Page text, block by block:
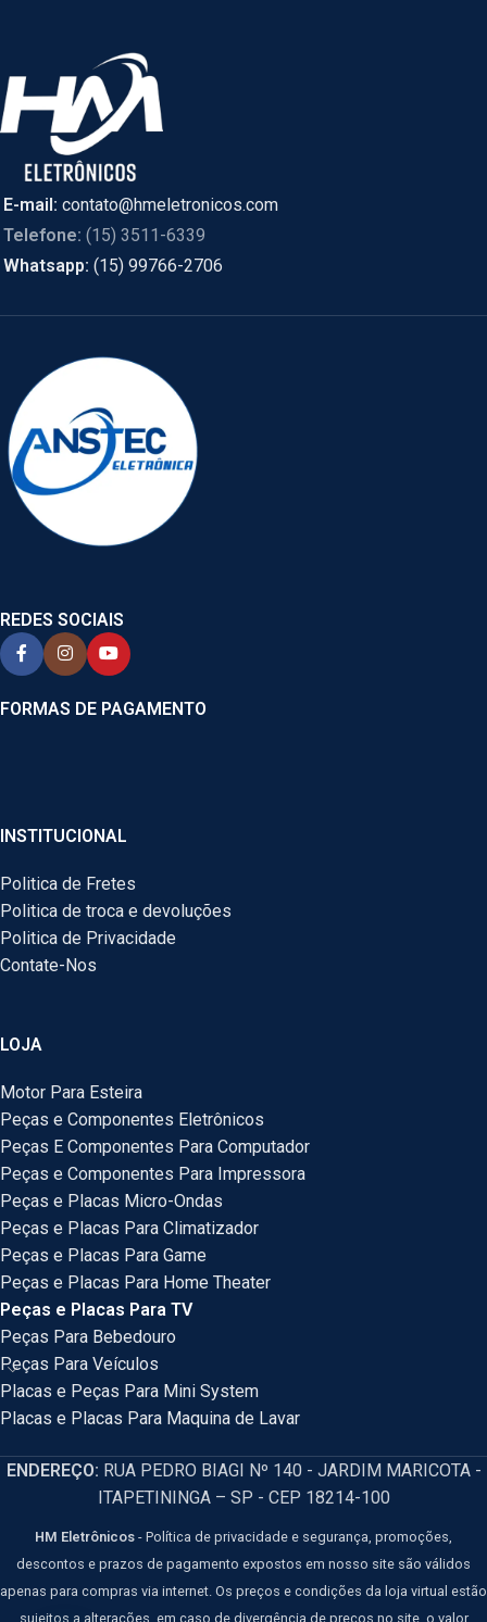
E-mail: contato@hmeletronicos.com
Telefone: (15) 3511-6339
Whatsapp: (15) 99766-2706
REDES SOCIAIS
FORMAS DE PAGAMENTO
INSTITUCIONAL
Politica de Fretes
Politica de troca e devoluções
Politica de Privacidade
Contate-Nos
LOJA
Motor Para Esteira
Peças e Componentes Eletrônicos
Peças E Componentes Para Computador
Peças e Componentes Para Impressora
Peças e Placas Micro-Ondas
Peças e Placas Para Climatizador
Peças e Placas Para Game
Peças e Placas Para Home Theater
Peças e Placas Para TV
Peças Para Bebedouro
Peças Para Veículos
Placas e Peças Para Mini System
Placas e Placas Para Maquina de Lavar
ENDEREÇO: RUA PEDRO BIAGI Nº 140 - JARDIM MARICOTA -
ITAPETININGA – SP - CEP 18214-100
HM Eletrônicos - Política de privacidade e segurança, promoções,
descontos e prazos de pagamento expostos em nosso site são válidos
apenas para compras via internet. Os preços e condições da loja virtual estão
sujeitos a alterações, em caso de divergência de preços no site, o valor